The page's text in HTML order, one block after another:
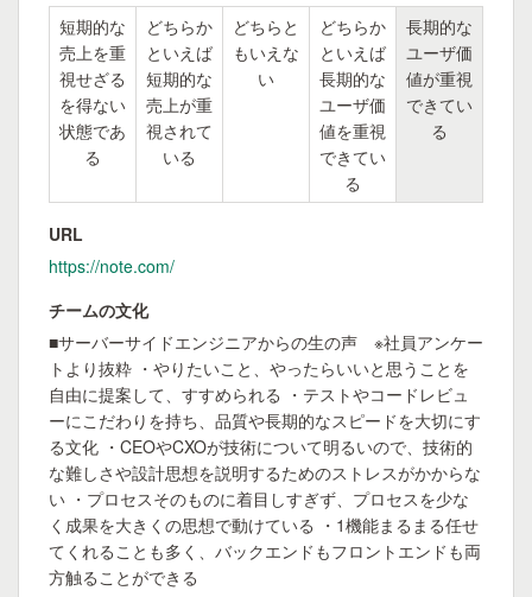
短期的な
売上を重
視せざる
を得ない
状態であ
る
どちらか
といえば
短期的な
売上が重
視されて
いる
どちらと
もいえな
い
どちらか
といえば
長期的な
ユーザ価
値を重視
できてい
る
長期的な
ユーザ価
値が重視
できてい
る
URL
https://note.com/
チームの文化
■サーバーサイドエンジニアからの生の声 ※社員アンケー
トより抜粋 ・やりたいこと、やったらいいと思うことを
自由に提案して、すすめられる ・テストやコードレビュ
ーにこだわりを持ち、品質や長期的なスピードを大切にす
る文化 ・CEOやCXOが技術について明るいので、技術的
な難しさや設計思想を説明するためのストレスがかからな
い ・プロセスそのものに着目しすぎず、プロセスを少な
く成果を大きくの思想で動けている ・1機能まるまる任せ
てくれることも多く、バックエンドもフロントエンドも両
方触ることができる